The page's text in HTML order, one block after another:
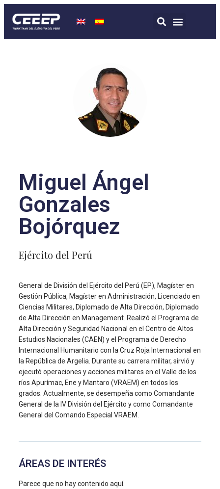
Miguel Ángel
Gonzales
Bojórquez
Ejército del Perú
General de División del Ejército del Perú (EP), Magíster en
Gestión Pública, Magíster en Administración, Licenciado en
Ciencias Militares, Diplomado de Alta Dirección, Diplomado
de Alta Dirección en Management. Realizó el Programa de
Alta Dirección y Seguridad Nacional en el Centro de Altos
Estudios Nacionales (CAEN) y el Programa de Derecho
Internacional Humanitario con la Cruz Roja Internacional en
la República de Argelia. Durante su carrera militar, sirvió y
ejecutó operaciones y acciones militares en el Valle de los
ríos Apurímac, Ene y Mantaro (VRAEM) en todos los
grados. Actualmente, se desempeña como Comandante
General de la IV División del Ejército y como Comandante
General del Comando Especial VRAEM.
ÁREAS DE INTERÉS
Parece que no hay contenido aquí.